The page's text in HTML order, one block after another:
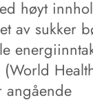
høyt
av sukker
angående